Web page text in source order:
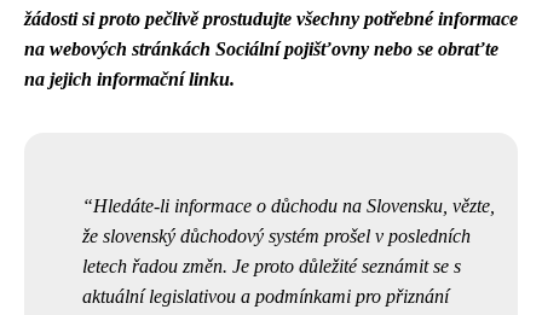
žádosti si proto pečlivě prostudujte všechny potřebné informace
na webových stránkách Sociální pojišťovny nebo se obraťte
na jejich informační linku.
Hledáte-li informace o důchodu na Slovensku, vězte,
že slovenský důchodový systém prošel v posledních
letech řadou změn. Je proto důležité seznámit se s
aktuální legislativou a podmínkami pro přiznání